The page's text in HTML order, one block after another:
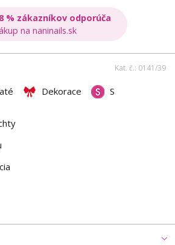
% zákazníkov odporúča
na naninails.sk
Kat. č.: 0141/39
Dekorace S